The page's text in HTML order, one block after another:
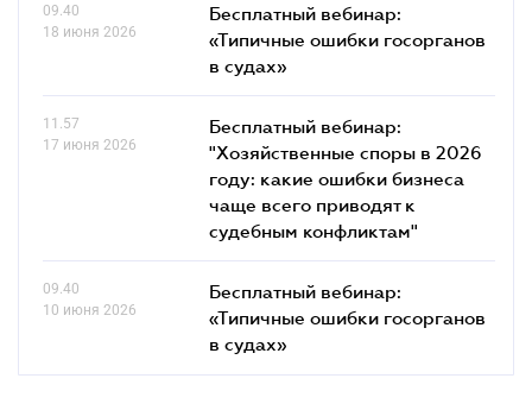
09.40
18 июня 2026
Бесплатный вебинар:
«Типичные ошибки госорганов
в судах»
11.57
17 июня 2026
Бесплатный вебинар:
"Хозяйственные споры в 2026
году: какие ошибки бизнеса
чаще всего приводят к
судебным конфликтам"
09.40
10 июня 2026
Бесплатный вебинар:
«Типичные ошибки госорганов
в судах»